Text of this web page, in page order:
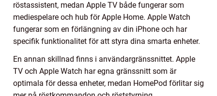
röstassistent, medan Apple TV både fungerar som
mediespelare och hub för Apple Home. Apple Watch
fungerar som en förlängning av din iPhone och har
specifik funktionalitet för att styra dina smarta enheter.
En annan skillnad finns i användargränssnittet. Apple
TV och Apple Watch har egna gränssnitt som är
optimala för dessa enheter, medan HomePod förlitar sig